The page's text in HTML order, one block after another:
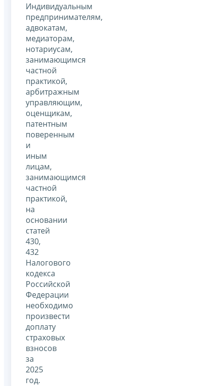
Индивидуальным
предпринимателям,
адвокатам,
медиаторам,
нотариусам,
занимающимся
частной
практикой,
арбитражным
управляющим,
оценщикам,
патентным
поверенным
и
иным
лицам,
занимающимся
частной
практикой,
на
основании
статей
430,
432
Налогового
кодекса
Российской
Федерации
необходимо
произвести
доплату
страховых
взносов
за
2025
год.